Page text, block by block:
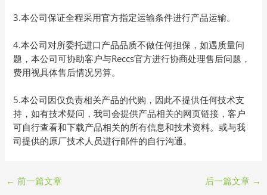
3.本公司保证全程采用官方指定运输条件进行产品运输。
4.本公司对所委托进口产品品质不做任何担保，如遇质量问
题，本公司可协助客户与Reccs官方进行协商处理售后问题，
费用视具体售后情况另算。
5.本公司因仅负责相关产品的代购，因此不提供任何技术支
持，如有技术疑问，我司会提供产品相关的网页链接，客户
可自行查看和下载产品相关的所有信息和技术资料。或与我
司提供的原厂技术人员进行邮件的自行沟通。
← 前一篇文章 后一篇文章 →